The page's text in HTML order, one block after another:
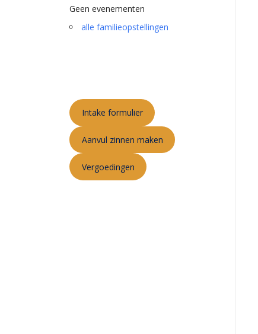
Geen evenementen
alle familieopstellingen
Intake formulier
Aanvul zinnen maken
Vergoedingen